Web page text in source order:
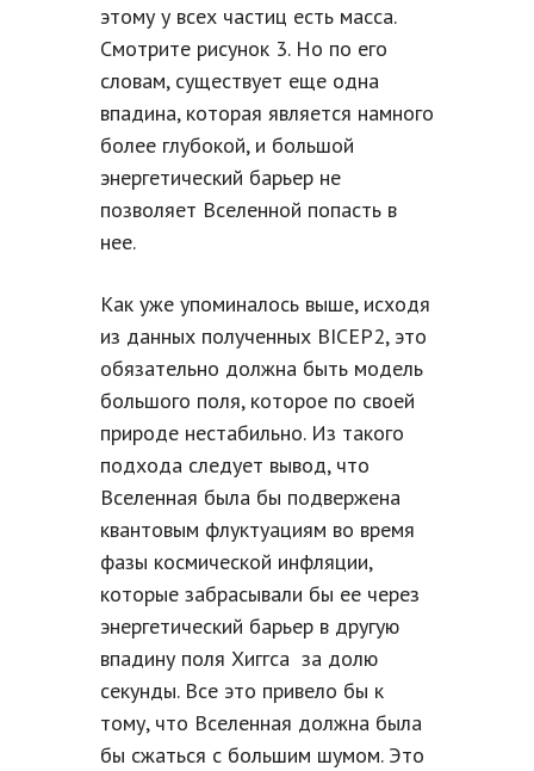
этому у всех частиц есть масса.
Смотрите рисунок 3. Но по его
словам, существует еще одна
впадина, которая является намного
более глубокой, и большой
энергетический барьер не
позволяет Вселенной попасть в
нее.
Как уже упоминалось выше, исходя
из данных полученных BICEP2, это
обязательно должна быть модель
большого поля, которое по своей
природе нестабильно. Из такого
подхода следует вывод, что
Вселенная была бы подвержена
квантовым флуктуациям во время
фазы космической инфляции,
которые забрасывали бы ее через
энергетический барьер в другую
впадину поля Хиггса за долю
секунды. Все это привело бы к
тому, что Вселенная должна была
бы сжаться с большим шумом. Это